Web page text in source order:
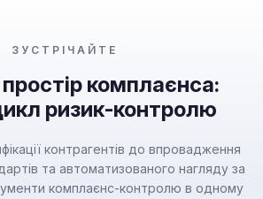
ЗУСТРІЧАЙТЕ
комплаєнса:
ризик-контролю
контрагентів до впровадження
та автоматизованого нагляду за
комплаєнс-контролю в одному